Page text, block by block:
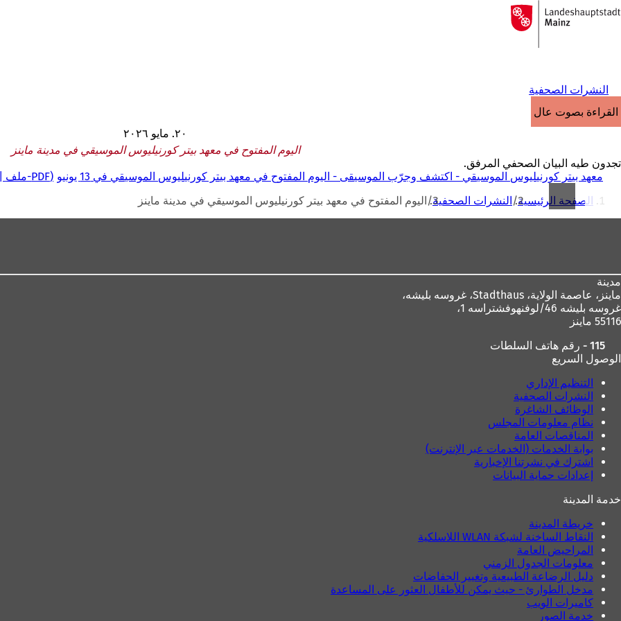
الانتقال إلى المحتوى
إلى
الصفحة
النشرات الصحفية
القراءة بصوت عالٍ
٢٠. مايو ٢٠٢٦
اليوم المفتوح في معهد بيتر كورنيليوس الموسيقي في مدينة ماينز
تجدون طيه البيان الصحفي المرفق.
معهد بيتر كورنيليوس الموسيقي - اكتشف وجرّب الموسيقى - اليوم المفتوح في معهد بيتر كورنيليوس الموسيقي في 13 يونيو
PDF-ملف
أنت
الصفحة الرئيسية النشرات الصحفية اليوم المفتوح في معهد بيتر كورنيليوس الموسيقي في مدينة ماينز
مدينة
ماينز، عاصمة الولاية،
غروسه بليشه 46/لوفنهوفشتراسه 1،
55116 ماينز
115 - رقم هاتف السلطات
الوصول السريع
التنظيم الإداري
النشرات الصحفية
الوظائف الشاغرة
نظام معلومات المجلس
المناقصات العامة
بوابة الخدمات (الخدمات عبر الإنترنت)
اشترك في نشرتنا الإخبارية
إعدادات حماية البيانات
خدمة المدينة
خريطة المدينة
النقاط الساخنة لشبكة WLAN اللاسلكية
المراحيض العامة
معلومات الجدول الزمني
دليل الرضاعة الطبيعية وتغيير الحفاضات
مدخل الطوارئ - حيث يمكن للأطفال العثور على المساعدة
كاميرات الويب
خدمة الصور